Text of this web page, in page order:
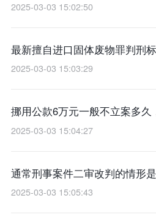
2025-03-03 15:02:50
最新擅自进口固体废物罪判刑
2025-03-03 15:03:29
挪用公款6万元一般不立案多久
2025-03-03 15:04:27
通常刑事案件二审改判的情形
2025-03-03 15:05:43